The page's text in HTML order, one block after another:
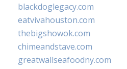
blackdoglegacy.com
eatvivahouston.com
thebigshowok.com
chimeandstave.com
greatwallseafoodny.com